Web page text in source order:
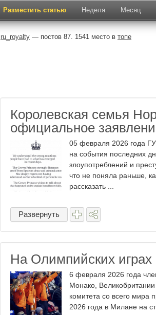
Разместить статью Неделя Месяц
ru_royalty — постов 87. 1541 место в топе
Королевская семья
официальное
05 февраля 2026 года
на события последних
злоупотреблений и
что не поняла раньше,
рассказать ...
Развернуть
На Олимпийских играх
6 февраля 2026 года
Монако,
комитета со всего мира
2026 года в Милане на